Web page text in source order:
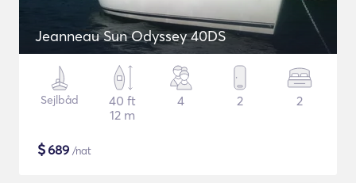
Jeanneau Sun Odyssey 40DS
Sejlbåd
40 ft
12 m
4 2 2
$689 /nat